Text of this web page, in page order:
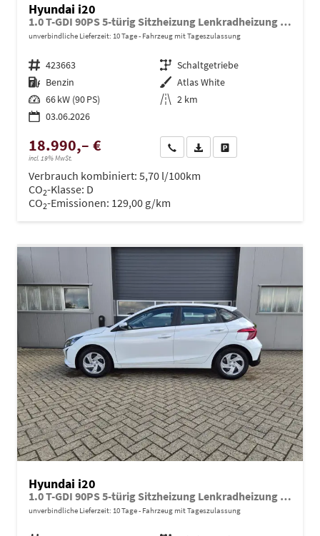
Hyundai i20
1.0 T-GDI 90PS 5-türig Sitzheizung Lenkradheizung Rückf.Kamera PDC Klima Apple CarPlay Android Auto Tempomat Touchscreen
unverbindliche Lieferzeit: 10 Tage Fahrzeug mit Tageszulassung
Fahrzeugnr. 423663 Getriebe Schaltgetriebe
Kraftstoff Benzin Außenfarbe Atlas White
Leistung 66 kW (90 PS) Kilometerstand 2 km
03.06.2026
18.990,– €
incl. 19% MwSt.
Wir rufen Sie anPDF-Datei, Fahrzeugexposé
Verbrauch kombiniert: 5,70 l/100km
CO2-Klasse: D
CO2-Emissionen: 129,00 g/km
Hyundai i20
1.0 T-GDI 90PS 5-türig Sitzheizung Lenkradheizung Rückf.Kamera PDC Klima Apple CarPlay Android Auto Tempomat Touchscreen
unverbindliche Lieferzeit: 10 Tage Fahrzeug mit Tageszulassung